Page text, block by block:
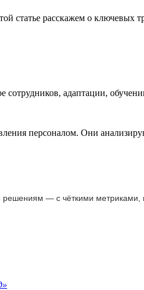
статье расскажем о ключевых
адаптации,
персоналом. Они
решениям — с чёткими